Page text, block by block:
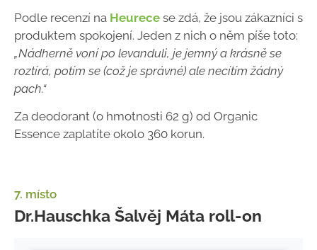
Podle recenzí na Heurece se zdá, že jsou zákazníci s
produktem spokojení. Jeden z nich o něm píše toto:
„Nádherně voní po levanduli, je jemný a krásně se
roztírá, potím se (což je správné) ale necítím žádný
pach.“
Za deodorant (o hmotnosti 62 g) od Organic
Essence zaplatíte okolo 360 korun.
7. místo
Dr.Hauschka Šalvěj Máta roll-on